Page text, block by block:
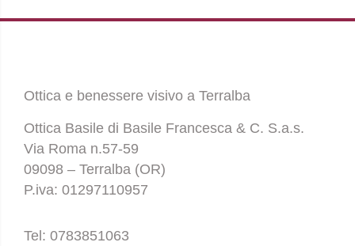
Ottica e benessere visivo a Terralba
Ottica Basile di Basile Francesca & C. S.a.s.
Via Roma n.57-59
09098 – Terralba (OR)
P.iva: 01297110957
Tel: 0783851063